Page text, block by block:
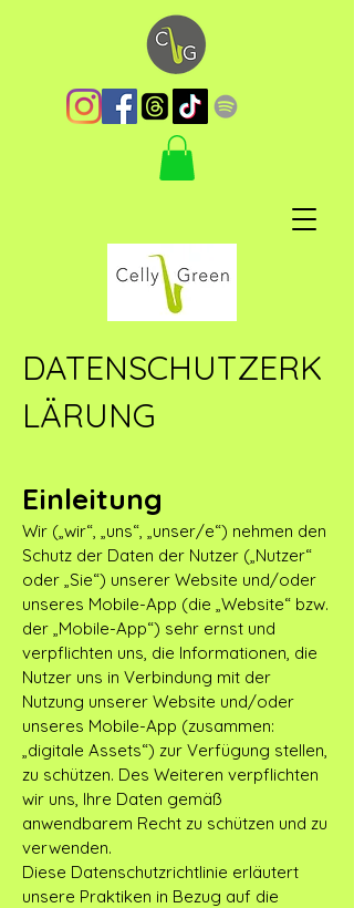
DATENSCHUTZERK
LÄRUNG
Einleitung
Wir („wir“, „uns“, „unser/e“) nehmen den
Schutz der Daten der Nutzer („Nutzer“
oder „Sie“) unserer Website und/oder
unseres Mobile-App (die „Website“ bzw.
der „Mobile-App“) sehr ernst und
verpflichten uns, die Informationen, die
Nutzer uns in Verbindung mit der
Nutzung unserer Website und/oder
unseres Mobile-App (zusammen:
„digitale Assets“) zur Verfügung stellen,
zu schützen. Des Weiteren verpflichten
wir uns, Ihre Daten gemäß
anwendbarem Recht zu schützen und zu
verwenden.
Diese Datenschutzrichtlinie erläutert
unsere Praktiken in Bezug auf die